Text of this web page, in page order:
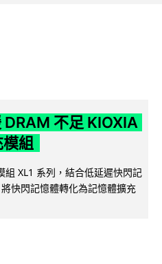
不足 KIOXIA
組
XL1 系列，結合低延遲快閃記
快閃記憶體轉化為記憶體擴充